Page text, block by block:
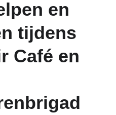
en
tijdens
Café en